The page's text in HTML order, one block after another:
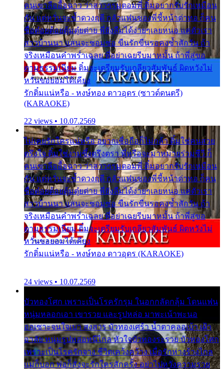
คนเขาลืออื้อฉาว ว่าสาวๆรุมตอมพี่ ติ๋มอยากรับรักเหมือน
กัน แต่หวั่นจะช้ำดวงฤดี กลัวแฟนของพี่ชี้หน้าด่าทอ ก็คน
ชื่อต๋อยต้อยตุ้มตุ๋ยต่าย พี่ยังลืมได้ง่ายๆเลยหนอ แค่ตัวเรา
สาวบ้านนา แสนจะซอมซ่อ ขืนรักขืนรอคงช้ำสักวัน ถ้า
จริงเหมือนคำพร่ำเฉลย พี่อย่าเฉยรีบมาหมั้น ถ้าพี่สู่ขอ
ตามธรรมเนียม ติ๋มจะเตรียมรับเกลียวสัมพันธ์ ผิดหวังไม่
หวั่นขอยอมได้เคียง
รักติ๋มแน่หรือ - หงษ์ทอง ดาวอุดร (ซาวด์ดนตรี)
(KARAOKE)
22 views • 10.07.2569
ไม่เคยรักใครแน่หรือ อยากเชื่อถือก็ไม่กล้า ติ๋มใช่คนสวย
ตรึงใจ ติ๋มใช่งามซึ้งตรึงตรา พี่หรือจะมาหมายร่วมชีวี ก็
คนเขาลืออื้อฉาว ว่าสาวๆรุมตอมพี่ ติ๋มอยากรับรักเหมือน
กัน แต่หวั่นจะช้ำดวงฤดี กลัวแฟนของพี่ชี้หน้าด่าทอ ก็คน
ชื่อต๋อยต้อยตุ้มตุ๋ยต่าย พี่ยังลืมได้ง่ายๆเลยหนอ แค่ตัวเรา
สาวบ้านนา แสนจะซอมซ่อ ขืนรักขืนรอคงช้ำสักวัน ถ้า
จริงเหมือนคำพร่ำเฉลย พี่อย่าเฉยรีบมาหมั้น ถ้าพี่สู่ขอ
ตามธรรมเนียม ติ๋มจะเตรียมรับเกลียวสัมพันธ์ ผิดหวังไม่
หวั่นขอยอมได้เคียง
รักติ๋มแน่หรือ - หงษ์ทอง ดาวอุดร (KARAOKE)
24 views • 10.07.2569
บัวทองโศก เพราะเป็นโรครักรุม ในอกกลัดกลุ้ม โดนแฟน
หนุ่มหลอกเอา เขารวย และรูปหล่อ มาพะเน้าพะนอ
ออเซาะจนใจเบา สงสาร บัวทองเศร้า น้ำตาคลอเบ้า เฝ้า
อาลัย หนุ่มรูปหล่อหนีไกล หัวใจบัวทองระรวย บัวทองโศก
เพราะเป็นโรครักจาง ชีวิตเคว้งคว้าง เมื่อรักห่างร้างไกล
แม่ก็บอก พ่อก็สั่งจะรักใครสักครั้ง อย่าไปหวังความรวย